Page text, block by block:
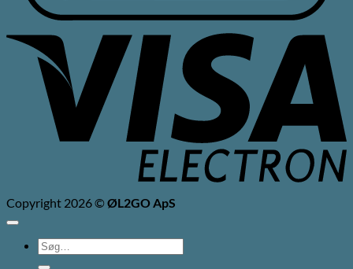
Copyright 2026 ©ØL2GO ApS
Søg
efter: